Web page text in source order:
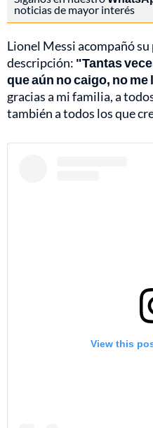
noticias de mayor interés
Lionel Messi acompañó
descripción: "Tantas
que aún no caigo, no me
gracias a mi familia, a
también a todos los que
View this